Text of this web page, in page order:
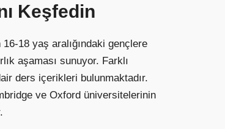
Keşfedin
18 yaş aralığındaki gençlere
aşaması sunuyor. Farklı
ders içerikleri bulunmaktadır.
ve Oxford üniversitelerinin